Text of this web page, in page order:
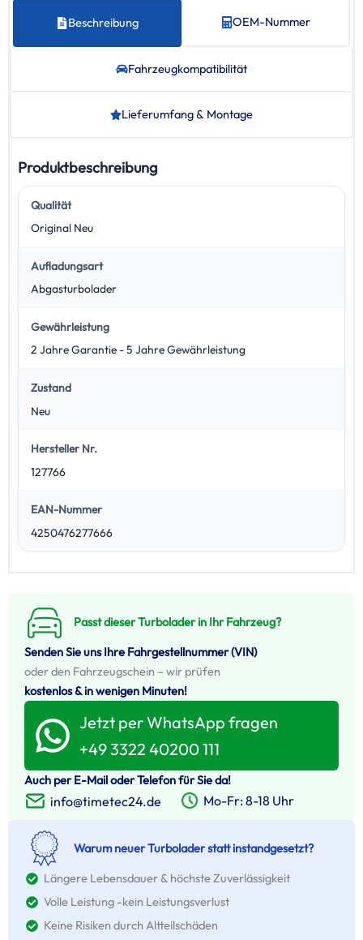
Beschreibung OEM-Nummer
Fahrzeug­kompatibilität
Lieferumfang & Montage
Produktbeschreibung
Qualität
Original Neu
Aufladungsart
Abgasturbolader
Gewährleistung
2 Jahre Garantie - 5 Jahre Gewährleistung
Zustand
Neu
Hersteller Nr.
127766
EAN-Nummer
4250476277666
Passt dieser Turbolader in Ihr Fahrzeug?
Senden Sie uns Ihre Fahrgestellnummer (VIN)
oder den Fahrzeugschein – wir prüfen
kostenlos & in wenigen Minuten!
Jetzt per WhatsApp fragen
+49 3322 40200 111
Auch per E-Mail oder Telefon für Sie da!
info@timetec24.de Mo-Fr: 8-18 Uhr
Warum neuer Turbolader statt instandgesetzt?
Längere Lebensdauer & höchste Zuverlässigkeit
Volle Leistung -kein Leistungsverlust
Keine Risiken durch Altteilschäden